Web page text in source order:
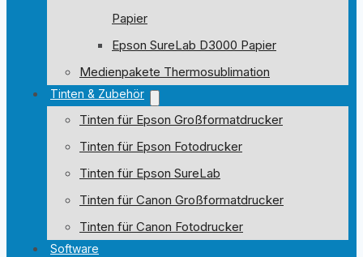
Papier
Epson SureLab D3000 Papier
Medienpakete Thermosublimation
Tinten & Zubehör
Tinten für Epson Großformatdrucker
Tinten für Epson Fotodrucker
Tinten für Epson SureLab
Tinten für Canon Großformatdrucker
Tinten für Canon Fotodrucker
Software